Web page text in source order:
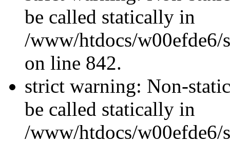
be called statically in
/www/htdocs/w00efde6/
on line 842.
strict warning: Non-
be called statically in
/www/htdocs/w00efde6/